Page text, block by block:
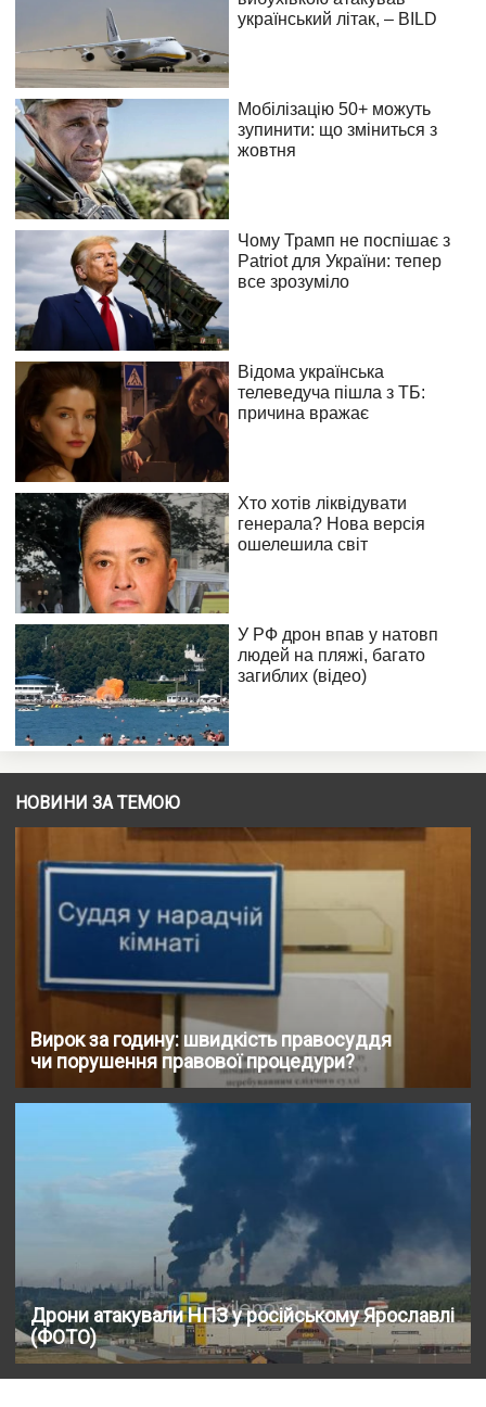
НОВИНИ ЗА ТЕМОЮ
Вирок за годину: швидкість правосуддя
чи порушення правової процедури?
Дрони атакували НПЗ у російському Ярославлі
(ФОТО)